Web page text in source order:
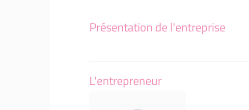
Présentation de l'entreprise
L'entrepreneur